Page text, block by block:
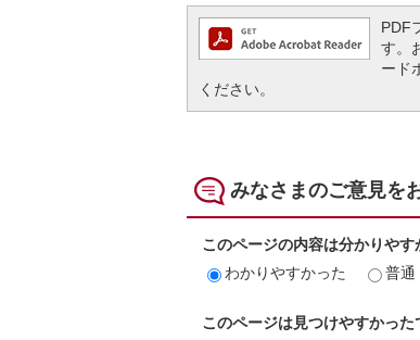
PDF
す。
ード
ください。
みなさまのご意見を
このページの内容は分かりやす
わかりやすかった
普通
このページは見つけやすかった